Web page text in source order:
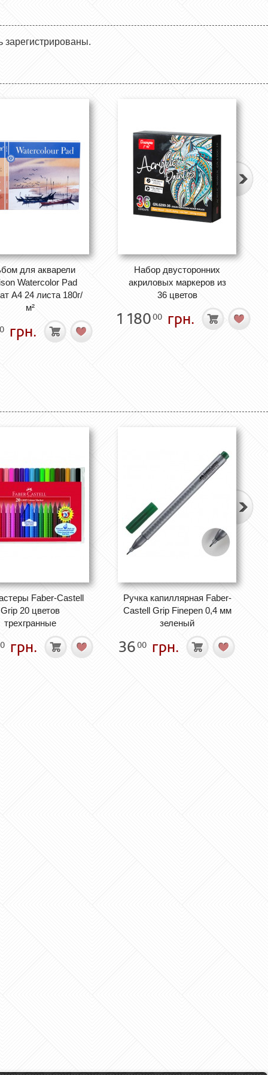
для акварели
Watercolor Pad
А4 24 листа 180г/
м²
грн.
Набор двусторонних
акриловых маркеров из
36 цветов
1 18000 грн.
Faber-Castell
Grip 20 цветов
трехгранные
грн.
Ручка капиллярная Faber-
Castell Grip Finepen 0,4 мм
зеленый
3600 грн.